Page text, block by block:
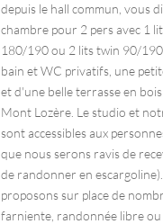
depuis le hall commun, vous
chambre pour 2 pers avec 1
180/190 ou 2 lits twin 90/
bain et WC privatifs, une
et d'une belle terrasse en
Mont Lozère. Le studio et
sont accessibles aux
que nous serons ravis de
de randonner en
proposons sur place de
farniente, randonnée libre ou